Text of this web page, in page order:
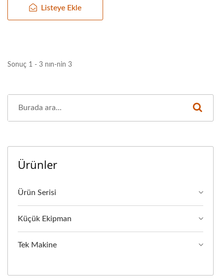
Listeye Ekle
Sonuç 1 - 3 nın-nin 3
Ürünler
Ürün Serisi
Küçük Ekipman
Tek Makine